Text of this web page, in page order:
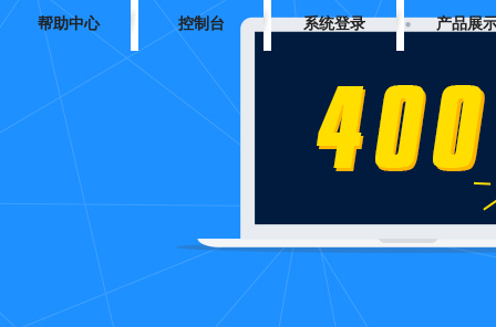
帮助中心 控制台 系统登录 产品展